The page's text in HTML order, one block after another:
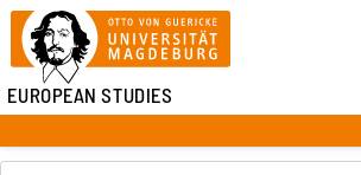
EUROPEAN STUDIES